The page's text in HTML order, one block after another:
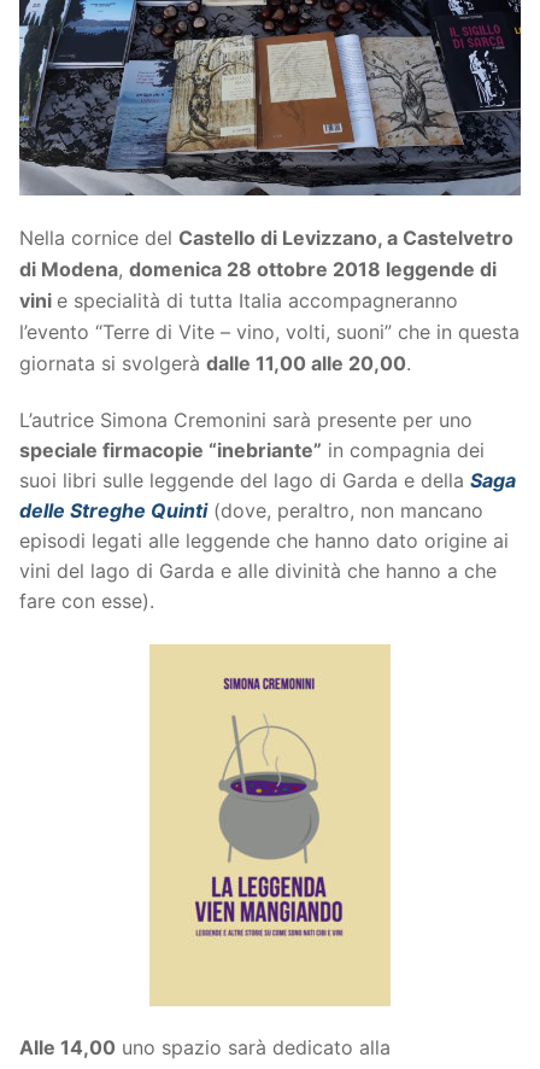
Nella cornice del Castello di Levizzano, a Castelvetro
di Modena, domenica 28 ottobre 2018 leggende di
vini e specialità di tutta Italia accompagneranno
l’evento “Terre di Vite – vino, volti, suoni” che in questa
giornata si svolgerà dalle 11,00 alle 20,00.
L’autrice Simona Cremonini sarà presente per uno
speciale firmacopie “inebriante” in compagnia dei
suoi libri sulle leggende del lago di Garda e della Saga
delle Streghe Quinti (dove, peraltro, non mancano
episodi legati alle leggende che hanno dato origine ai
vini del lago di Garda e alle divinità che hanno a che
fare con esse).
Alle 14,00 uno spazio sarà dedicato alla